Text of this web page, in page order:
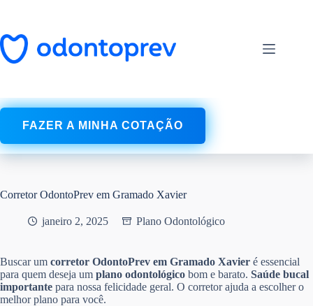
conteúdo
FAZER A MINHA COTAÇÃO
Corretor OdontoPrev em Gramado Xavier
janeiro 2, 2025 Plano Odontológico
Buscar um corretor OdontoPrev em Gramado Xavier é essencial
para quem deseja um plano odontológico bom e barato. Saúde bucal
importante para nossa felicidade geral. O corretor ajuda a escolher o
melhor plano para você.